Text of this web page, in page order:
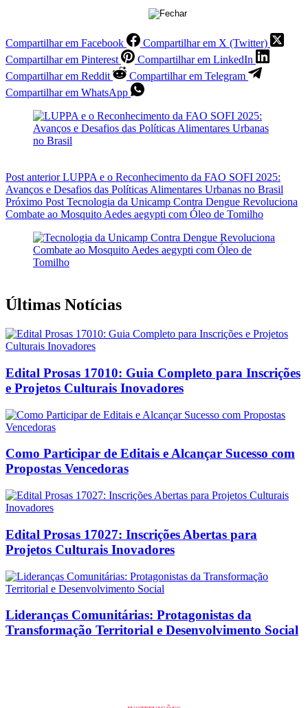
Compartilhar em Facebook
Compartilhar em X (Twitter)
Compartilhar em Pinterest
Compartilhar em LinkedIn
Compartilhar em Reddit
Compartilhar em Telegram
Compartilhar em WhatsApp
Post anteriorLUPPA e o Reconhecimento da FAO SOFI 2025:
Avanços e Desafios das Políticas Alimentares Urbanas no Brasil
Próximo Post Tecnologia da Unicamp Contra Dengue Revoluciona
Combate ao Mosquito Aedes aegypti com Óleo de Tomilho
Últimas Notícias
Edital Prosas 17010: Guia Completo para Inscrições
e Projetos Culturais Inovadores
Como Participar de Editais e Alcançar Sucesso com
Propostas Vencedoras
Edital Prosas 17027: Inscrições Abertas para
Projetos Culturais Inovadores
Lideranças Comunitárias: Protagonistas da
Transformação Territorial e Desenvolvimento Social